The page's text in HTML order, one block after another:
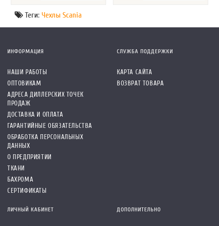
Теги: Чехлы Scania
ИНФОРМАЦИЯ
НАШИ РАБОТЫ
ОПТОВИКАМ
АДРЕСА ДИЛЛЕРСКИХ ТОЧЕК
ПРОДАЖ
ДОСТАВКА И ОПЛАТА
ГАРАНТИЙНЫЕ ОБЯЗАТЕЛЬСТВА
ОБРАБОТКА ПЕРСОНАЛЬНЫХ
ДАННЫХ
О ПРЕДПРИЯТИИ
ТКАНИ
БАХРОМА
СЕРТИФИКАТЫ
СЛУЖБА ПОДДЕРЖКИ
КАРТА САЙТА
ВОЗВРАТ ТОВАРА
ЛИЧНЫЙ КАБИНЕТ ДОПОЛНИТЕЛЬНО